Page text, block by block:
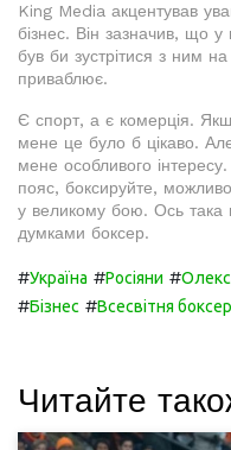
King Media акцентував
бізнес. Він зазначив, що
був би зустрітися з ним
приваблює.
Є спорт, а є комерція.
мене це було б цікаво.
мене особливого
пояс, боксируйте,
у великому бою. Ось така
думками боксер.
#Україна #Росіяни #
#Бізнес #Всесвітня
Читайте